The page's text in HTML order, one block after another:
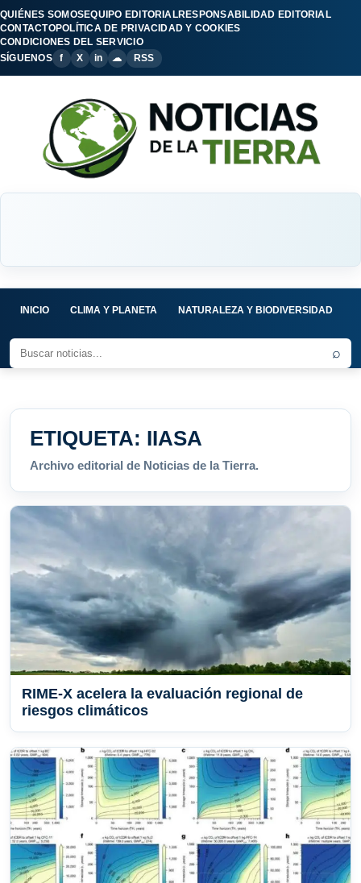
QUIÉNES SOMOSEQUIPO EDITORIALRESPONSABILIDAD EDITORIAL
CONTACTOPOLÍTICA DE PRIVACIDAD Y COOKIES
CONDICIONES DEL SERVICIO
SÍGUENOS
f X in ☁ RSS
INICIO CLIMA Y PLANETA NATURALEZA Y BIODIVERSIDAD
⌕
ETIQUETA: IIASA
Archivo editorial de Noticias de la Tierra.
RIME-X acelera la evaluación regional de
riesgos climáticos